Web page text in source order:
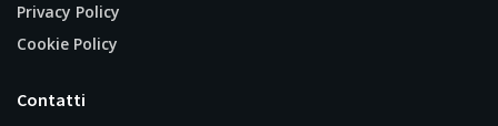
Privacy Policy
Cookie Policy
Contatti